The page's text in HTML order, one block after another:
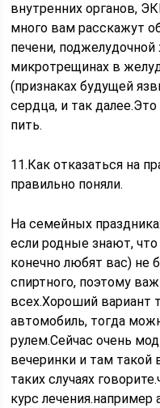
внутренних органов,
много вам расскажут
печени,
микротрещинах в
(признаках будущей
сердца, и так
пить.
11.Как отказаться на
правильно поняли.
На семейных
если родные знают,
конечно любят вас) не
спиртного, поэтому
всех.Хороший вариант
автомобиль, тогда
рулем.Сейчас очень
вечеринки и там такой
таких случаях
курс лечения.например